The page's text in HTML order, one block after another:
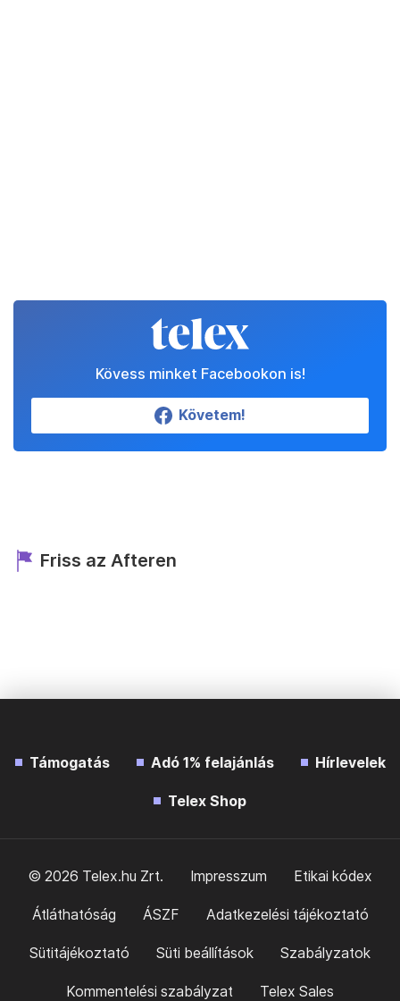
Kövess minket Facebookon is!
Követem!
Friss az Afteren
Támogatás Adó 1% felajánlás Hírlevelek
Telex Shop
© 2026 Telex.hu Zrt. Impresszum Etikai kódex
Átláthatóság ÁSZF Adatkezelési tájékoztató
Sütitájékoztató Süti beállítások Szabályzatok
Kommentelési szabályzat Telex Sales